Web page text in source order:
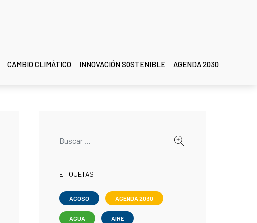
CAMBIO CLIMÁTICO INNOVACIÓN SOSTENIBLE AGENDA 2030
ETIQUETAS
ACOSO AGENDA 2030
AGUA AIRE